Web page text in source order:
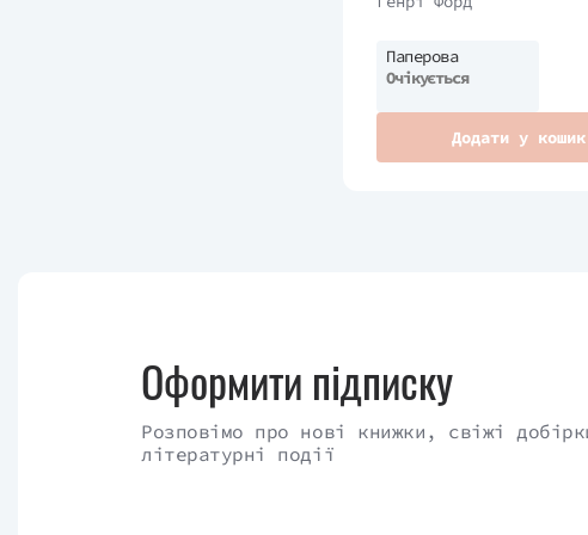
Паперова
Очікується
Додати у кошик
Оформити підписку
Розповімо про нові книжки, свіжі
літературні події